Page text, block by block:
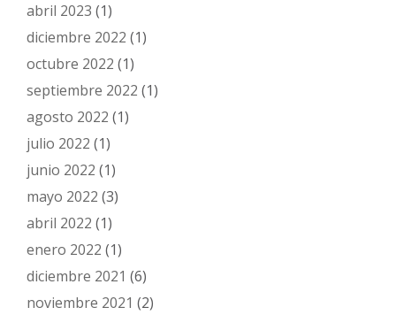
abril 2023 (1)
diciembre 2022 (1)
octubre 2022 (1)
septiembre 2022 (1)
agosto 2022 (1)
julio 2022 (1)
junio 2022 (1)
mayo 2022 (3)
abril 2022 (1)
enero 2022 (1)
diciembre 2021 (6)
noviembre 2021 (2)